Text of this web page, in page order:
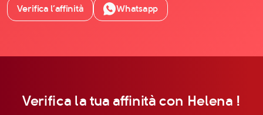
Verifica l’affinità Whatsapp
Verifica la tua affinità con Helena !